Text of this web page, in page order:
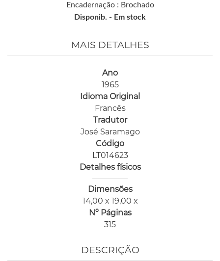
Encadernação : Brochado
Disponib. - Em stock
MAIS DETALHES
Ano
1965
Idioma Original
Francês
Tradutor
José Saramago
Código
LT014623
Detalhes físicos
Dimensões
14,00 x 19,00 x
Nº Páginas
315
DESCRIÇÃO